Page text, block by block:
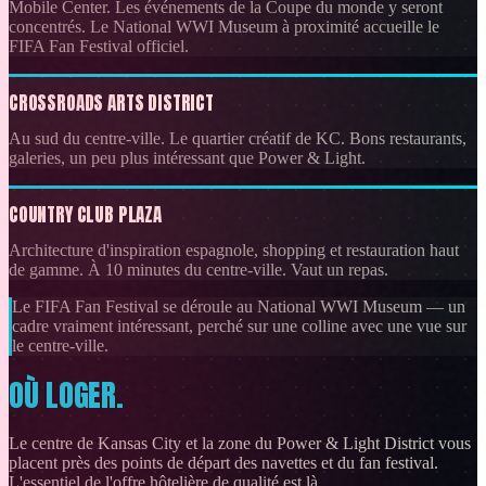
Mobile Center. Les événements de la Coupe du monde y seront
concentrés. Le National WWI Museum à proximité accueille le
FIFA Fan Festival officiel.
CROSSROADS ARTS DISTRICT
Au sud du centre-ville. Le quartier créatif de KC. Bons restaurants,
galeries, un peu plus intéressant que Power & Light.
COUNTRY CLUB PLAZA
Architecture d'inspiration espagnole, shopping et restauration haut
de gamme. À 10 minutes du centre-ville. Vaut un repas.
Le FIFA Fan Festival se déroule au National WWI Museum — un
cadre vraiment intéressant, perché sur une colline avec une vue sur
le centre-ville.
OÙ LOGER.
Le centre de Kansas City et la zone du Power & Light District vous
placent près des points de départ des navettes et du fan festival.